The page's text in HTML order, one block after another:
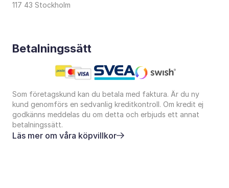
117 43 Stockholm
Betalningssätt
Som företagskund kan du betala med faktura. Är du ny
kund genomförs en sedvanlig kreditkontroll. Om kredit ej
godkänns meddelas du om detta och erbjuds ett annat
betalningssätt.
Läs mer om våra köpvillkor